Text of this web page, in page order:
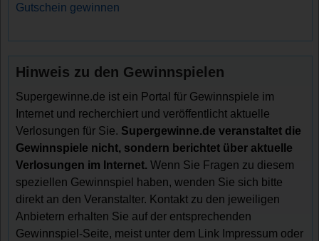
Gutschein gewinnen
Hinweis zu den Gewinnspielen
Supergewinne.de ist ein Portal für Gewinnspiele im
Internet und recherchiert und veröffentlicht aktuelle
Verlosungen für Sie. Supergewinne.de veranstaltet die
Gewinnspiele nicht, sondern berichtet über aktuelle
Verlosungen im Internet. Wenn Sie Fragen zu diesem
speziellen Gewinnspiel haben, wenden Sie sich bitte
direkt an den Veranstalter. Kontakt zu den jeweiligen
Anbietern erhalten Sie auf der entsprechenden
Gewinnspiel-Seite, meist unter dem Link Impressum oder